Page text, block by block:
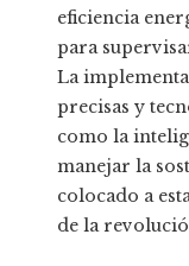
eficiencia
para
La
precisas y
como la
manejar la
colocado a
de la